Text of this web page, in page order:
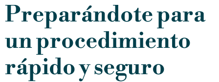
Preparándote para
un procedimiento
rápido y seguro